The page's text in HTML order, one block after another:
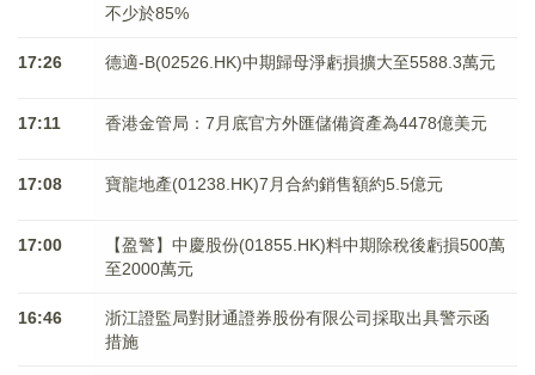
不少於85%
17:26 德適-B(02526.HK)中期歸母淨虧損擴大至5588.3萬元
17:11 香港金管局：7月底官方外匯儲備資產為4478億美元
17:08 寶龍地產(01238.HK)7月合約銷售額約5.5億元
17:00
【盈警】中慶股份(01855.HK)料中期除稅後虧損500萬
至2000萬元
16:46
浙江證監局對財通證券股份有限公司採取出具警示函
措施